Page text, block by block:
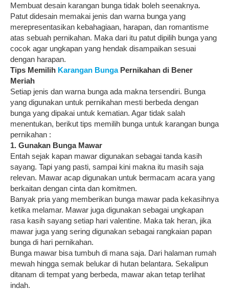
Membuat desain karangan bunga tidak boleh seenaknya.
Patut didesain memakai jenis dan warna bunga yang
merepresentasikan kebahagiaan, harapan, dan romantisme
atas sebuah pernikahan. Maka dari itu patut dipilih bunga yang
cocok agar ungkapan yang hendak disampaikan sesuai
dengan harapan.
Tips Memilih Karangan BungaPernikahan di Bener
Meriah
Setiap jenis dan warna bunga ada makna tersendiri. Bunga
yang digunakan untuk pernikahan mesti berbeda dengan
bunga yang dipakai untuk kematian. Agar tidak salah
menentukan, berikut tips memilih bunga untuk karangan bunga
pernikahan :
1. Gunakan Bunga Mawar
Entah sejak kapan mawar digunakan sebagai tanda kasih
sayang. Tapi yang pasti, sampai kini makna itu masih saja
relevan. Mawar acap digunakan untuk bermacam acara yang
berkaitan dengan cinta dan komitmen.
Banyak pria yang memberikan bunga mawar pada kekasihnya
ketika melamar. Mawar juga digunakan sebagai ungkapan
rasa kasih sayang setiap hari valentine. Maka tak heran, jika
mawar juga yang sering digunakan sebagai rangkaian papan
bunga di hari pernikahan.
Bunga mawar bisa tumbuh di mana saja. Dari halaman rumah
mewah hingga semak belukar di hutan belantara. Sekalipun
ditanam di tempat yang berbeda, mawar akan tetap terlihat
indah.